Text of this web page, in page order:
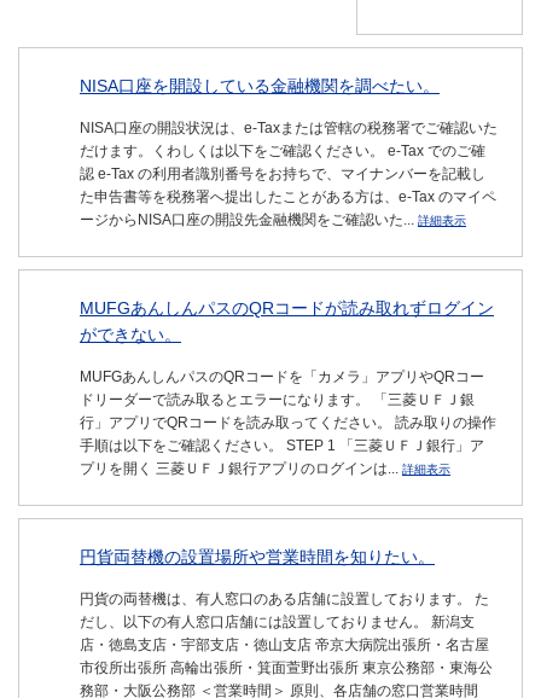
NISA口座を開設している金融機関を調べたい。
NISA口座の開設状況は、e-Taxまたは管轄の税務署でご確認いた
だけます。くわしくは以下をご確認ください。 e-Tax でのご確
認 e-Tax の利用者識別番号をお持ちで、マイナンバーを記載し
た申告書等を税務署へ提出したことがある方は、e-Tax のマイペ
ージからNISA口座の開設先金融機関をご確認いた... 詳細表示
MUFGあんしんパスのQRコードが読み取れずログイン
ができない。
MUFGあんしんパスのQRコードを「カメラ」アプリやQRコー
ドリーダーで読み取るとエラーになります。 「三菱ＵＦＪ銀
行」アプリでQRコードを読み取ってください。 読み取りの操作
手順は以下をご確認ください。 STEP 1 「三菱ＵＦＪ銀行」ア
プリを開く 三菱ＵＦＪ銀行アプリのログインは... 詳細表示
円貨両替機の設置場所や営業時間を知りたい。
円貨の両替機は、有人窓口のある店舗に設置しております。 た
だし、以下の有人窓口店舗には設置しておりません。 新潟支
店・徳島支店・宇部支店・徳山支店 帝京大病院出張所・名古屋
市役所出張所 高輪出張所・箕面萱野出張所 東京公務部・東海公
務部・大阪公務部 ＜営業時間＞ 原則、各店舗の窓口営業時間